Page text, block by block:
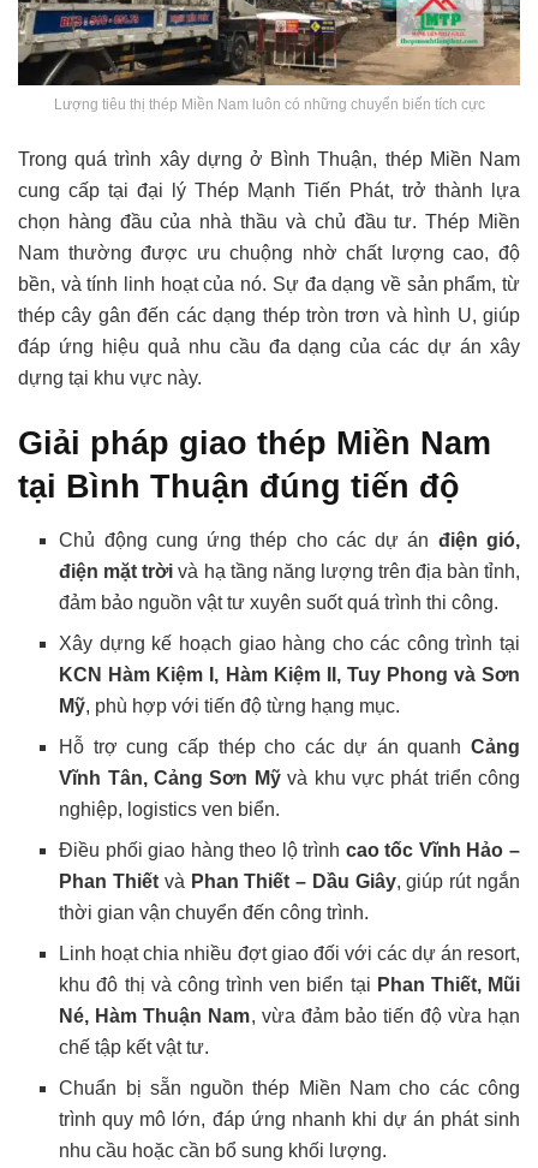
Lượng tiêu thị thép Miền Nam luôn có những chuyển biến tích cực
Trong quá trình xây dựng ở Bình Thuận, thép Miền Nam
cung cấp tại đại lý Thép Mạnh Tiến Phát, trở thành lựa
chọn hàng đầu của nhà thầu và chủ đầu tư. Thép Miền
Nam thường được ưu chuộng nhờ chất lượng cao, độ
bền, và tính linh hoạt của nó. Sự đa dạng về sản phẩm, từ
thép cây gân đến các dạng thép tròn trơn và hình U, giúp
đáp ứng hiệu quả nhu cầu đa dạng của các dự án xây
dựng tại khu vực này.
Giải pháp giao thép Miền Nam
tại Bình Thuận đúng tiến độ
Chủ động cung ứng thép cho các dự án điện gió,
điện mặt trời và hạ tầng năng lượng trên địa bàn tỉnh,
đảm bảo nguồn vật tư xuyên suốt quá trình thi công.
Xây dựng kế hoạch giao hàng cho các công trình tại
KCN Hàm Kiệm I, Hàm Kiệm II, Tuy Phong và Sơn
Mỹ, phù hợp với tiến độ từng hạng mục.
Hỗ trợ cung cấp thép cho các dự án quanh Cảng
Vĩnh Tân, Cảng Sơn Mỹvà khu vực phát triển công
nghiệp, logistics ven biển.
Điều phối giao hàng theo lộ trình cao tốc Vĩnh Hảo –
Phan Thiết và Phan Thiết – Dầu Giây, giúp rút ngắn
thời gian vận chuyển đến công trình.
Linh hoạt chia nhiều đợt giao đối với các dự án resort,
khu đô thị và công trình ven biển tại Phan Thiết, Mũi
Né, Hàm Thuận Nam, vừa đảm bảo tiến độ vừa hạn
chế tập kết vật tư.
Chuẩn bị sẵn nguồn thép Miền Nam cho các công
trình quy mô lớn, đáp ứng nhanh khi dự án phát sinh
nhu cầu hoặc cần bổ sung khối lượng.